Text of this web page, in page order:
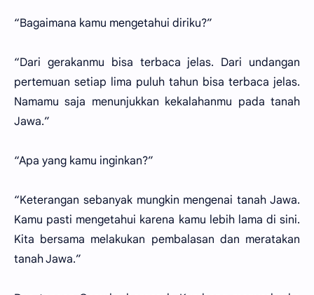
“Bagaimana kamu mengetahui diriku?”
“Dari gerakanmu bisa terbaca jelas. Dari undangan
pertemuan setiap lima puluh tahun bisa terbaca jelas.
Namamu saja menunjukkan kekalahanmu pada tanah
Jawa.”
“Apa yang kamu inginkan?”
“Keterangan sebanyak mungkin mengenai tanah Jawa.
Kamu pasti mengetahui karena kamu lebih lama di sini.
Kita bersama melakukan pembalasan dan meratakan
tanah Jawa.”